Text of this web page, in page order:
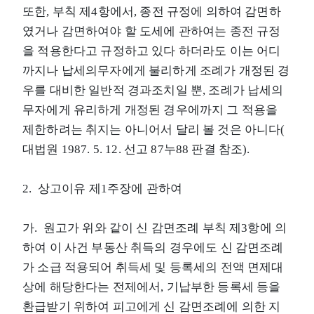
또한, 부칙 제4항에서, 종전 규정에 의하여 감면하
였거나 감면하여야 할 도세에 관하여는 종전 규정
을 적용한다고 규정하고 있다 하더라도 이는 어디
까지나 납세의무자에게 불리하게 조례가 개정된 경
우를 대비한 일반적 경과조치일 뿐, 조례가 납세의
무자에게 유리하게 개정된 경우에까지 그 적용을
제한하려는 취지는 아니어서 달리 볼 것은 아니다(
대법원 1987. 5. 12. 선고 87누88 판결 참조).
2. 상고이유 제1주장에 관하여
가. 원고가 위와 같이 신 감면조례 부칙 제3항에 의
하여 이 사건 부동산 취득의 경우에도 신 감면조례
가 소급 적용되어 취득세 및 등록세의 전액 면제대
상에 해당한다는 전제에서, 기납부한 등록세 등을
환급받기 위하여 피고에게 신 감면조례에 의한 지